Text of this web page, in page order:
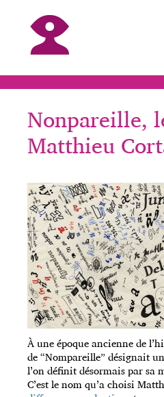
Nonpareille,
Matthieu
À une époque ancienne de
de “Nompareille” désignait
l’on définit désormais par sa
C’est le nom qu’a choisi